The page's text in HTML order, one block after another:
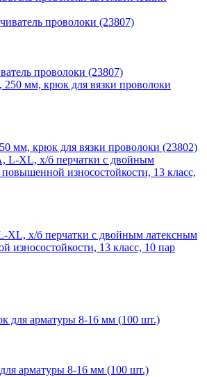
проволоки (23807)
мм, крюк для вязки проволоки (23802)
х/б перчатки с двойным латексным
износостойкости, 13 класс, 10 пар
арматуры 8-16 мм (100 шт.)